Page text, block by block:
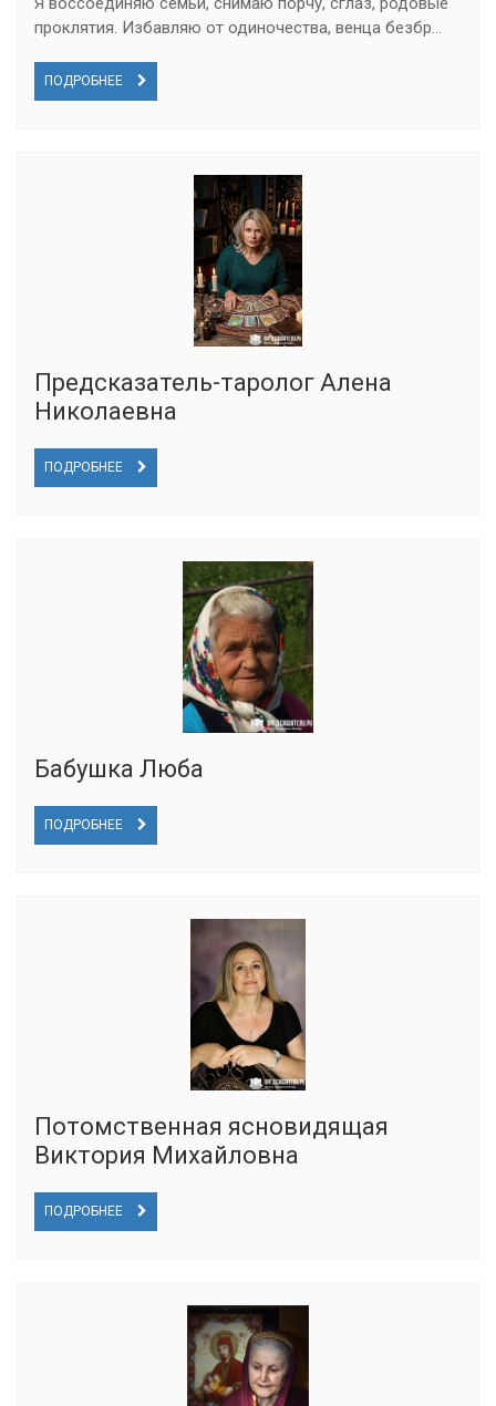
проклятия. Избавляю от одиночества, венца безбр...
ПОДРОБНЕЕ
Предсказатель-таролог Алена
Николаевна
ПОДРОБНЕЕ
Бабушка Люба
ПОДРОБНЕЕ
Потомственная ясновидящая
Виктория Михайловна
ПОДРОБНЕЕ